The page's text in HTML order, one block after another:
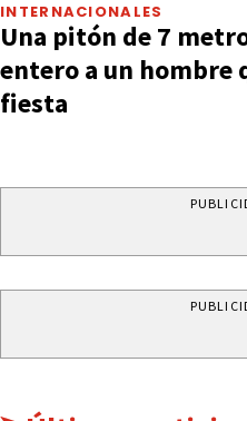
INTERNACIONALES
Una pitón de 7
entero a un hombre
fiesta